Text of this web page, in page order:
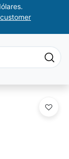
customer